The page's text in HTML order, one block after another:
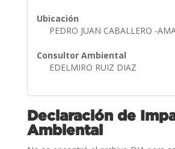
Ubicación
PEDRO JUAN CABALLERO -
Consultor Ambiental
EDELMIRO RUIZ DIAZ
Declaración de
Ambiental